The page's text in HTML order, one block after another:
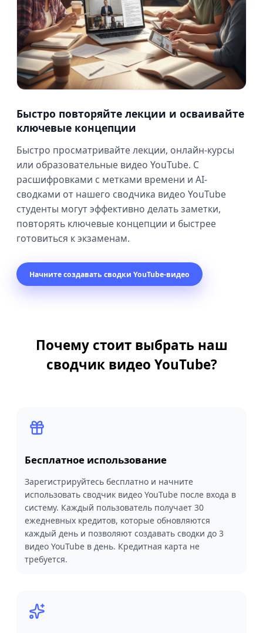
Быстро повторяйте лекции и осваивайте
ключевые концепции
Быстро просматривайте лекции, онлайн-курсы
или образовательные видео YouTube. С
расшифровками с метками времени и AI-
сводками от нашего сводчика видео YouTube
студенты могут эффективно делать заметки,
повторять ключевые концепции и быстрее
готовиться к экзаменам.
Начните создавать сводки YouTube-видео
Почему стоит выбрать наш
сводчик видео YouTube?
Бесплатное использование
Зарегистрируйтесь бесплатно и начните
использовать сводчик видео YouTube после входа в
систему. Каждый пользователь получает 30
ежедневных кредитов, которые обновляются
каждый день и позволяют создавать сводки до 3
видео YouTube в день. Кредитная карта не
требуется.